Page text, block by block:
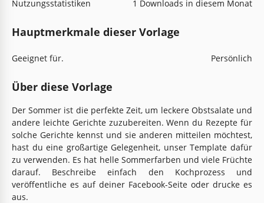
Nutzungsstatistiken
1 Downloads in diesem Monat
Hauptmerkmale dieser Vorlage
Geeignet für. Persönlich
Über diese Vorlage
Der Sommer ist die perfekte Zeit, um leckere Obstsalate und
andere leichte Gerichte zuzubereiten. Wenn du Rezepte für
solche Gerichte kennst und sie anderen mitteilen möchtest,
hast du eine großartige Gelegenheit, unser Template dafür
zu verwenden. Es hat helle Sommerfarben und viele Früchte
darauf. Beschreibe einfach den Kochprozess und
veröffentliche es auf deiner Facebook-Seite oder drucke es
aus.